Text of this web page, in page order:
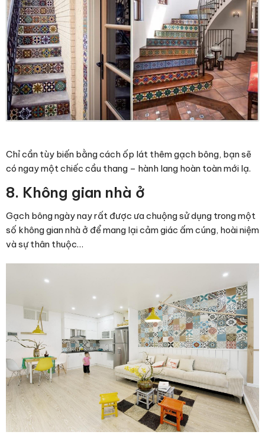
Chỉ cần tùy biến bằng cách ốp lát thêm gạch bông, bạn sẽ
có ngay một chiếc cầu thang – hành lang hoàn toàn mới lạ.
8. Không gian nhà ở
Gạch bông ngày nay rất được ưa chuộng sử dụng trong một
số không gian nhà ở để mang lại cảm giác ấm cúng, hoài niệm
và sự thân thuộc…